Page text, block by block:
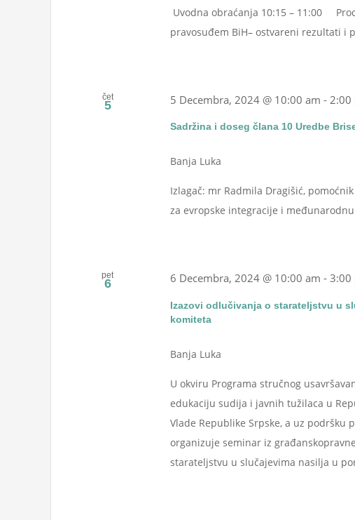
Uvodna obraćanja 10:15 – 11:00
pravosuđem BiH– ostvareni rezultati i
čet
5
Sadržina i doseg člana 10 Uredbe
5 Decembra, 2024 @ 10:00 am -2:00
Banja Luka
Izlagač: mr Radmila Dragišić,
za evropske integracije i
pet
6
Izazovi odlučivanja o starateljstvu u
komiteta
6 Decembra, 2024 @ 10:00 am -3:00
Banja Luka
U okviru Programa stručnog
edukaciju sudija i javnih tužilaca u
Vlade Republike Srpske, a uz podršku
organizuje seminar iz
starateljstvu u slučajevima nasilja u